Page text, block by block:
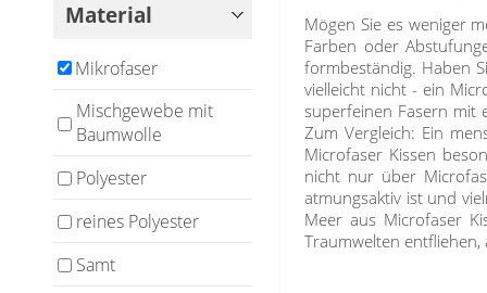
Material
Mikrofaser
Mischgewebe mit
Baumwolle
Polyester
reines Polyester
Samt
Mögen Sie es weniger
Farben oder
formbeständig. Haben
vielleicht nicht - ein
superfeinen Fasern mit
Zum Vergleich: Ein
Microfaser Kissen
nicht nur über
atmungsaktiv ist und
Meer aus Microfaser
Traumwelten entfliehen,